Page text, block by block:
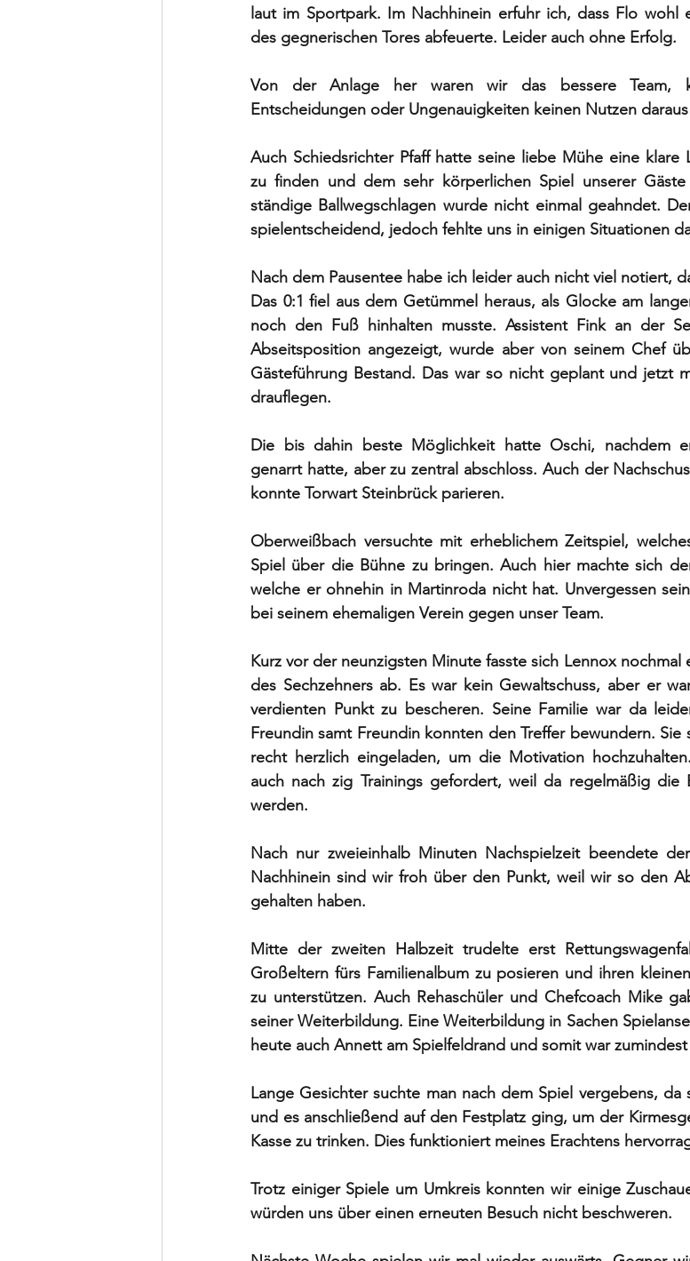
laut im Sportpark. Im Nachhinein erfuhr ich, dass Flo wohl
des gegnerischen Tores abfeuerte. Leider auch ohne Erfolg.
Von der Anlage her waren wir das bessere Team,
Entscheidungen oder Ungenauigkeiten keinen Nutzen
Auch Schiedsrichter Pfaff hatte seine liebe Mühe eine klare
zu finden und dem sehr körperlichen Spiel unserer Gäste
ständige Ballwegschlagen wurde nicht einmal geahndet.
spielentscheidend, jedoch fehlte uns in einigen Situationen
Nach dem Pausentee habe ich leider auch nicht viel notiert,
Das 0:1 fiel aus dem Getümmel heraus, als Glocke am
noch den Fuß hinhalten musste. Assistent Fink an der
Abseitsposition angezeigt, wurde aber von seinem Chef
Gästeführung Bestand. Das war so nicht geplant und jetzt
drauflegen.
Die bis dahin beste Möglichkeit hatte Oschi, nachdem
genarrt hatte, aber zu zentral abschloss. Auch der
konnte Torwart Steinbrück parieren.
Oberweißbach versuchte mit erheblichem Zeitspiel,
Spiel über die Bühne zu bringen. Auch hier machte sich
welche er ohnehin in Martinroda nicht hat. Unvergessen
bei seinem ehemaligen Verein gegen unser Team.
Kurz vor der neunzigsten Minute fasste sich Lennox nochmal
des Sechzehners ab. Es war kein Gewaltschuss, aber er
verdienten Punkt zu bescheren. Seine Familie war da
Freundin samt Freundin konnten den Treffer bewundern. Sie
recht herzlich eingeladen, um die Motivation
auch nach zig Trainings gefordert, weil da regelmäßig
werden.
Nach nur zweieinhalb Minuten Nachspielzeit beendete
Nachhinein sind wir froh über den Punkt, weil wir so den
gehalten haben.
Mitte der zweiten Halbzeit trudelte erst
Großeltern fürs Familienalbum zu posieren und ihren
zu unterstützen. Auch Rehaschüler und Chefcoach Mike
seiner Weiterbildung. Eine Weiterbildung in Sachen
heute auch Annett am Spielfeldrand und somit war
Lange Gesichter suchte man nach dem Spiel vergebens,
und es anschließend auf den Festplatz ging, um der
Kasse zu trinken. Dies funktioniert meines Erachtens
Trotz einiger Spiele um Umkreis konnten wir einige
würden uns über einen erneuten Besuch nicht beschweren.